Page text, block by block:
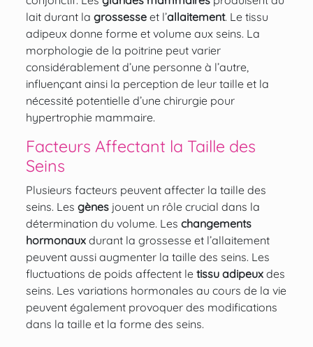
lait durant la grossesseet l’allaitement. Le tissu
adipeux donne forme et volume aux seins. La
morphologie de la poitrine peut varier
considérablement d’une personne à l’autre,
influençant ainsi la perception de leur taille et la
nécessité potentielle d’une chirurgie pour
hypertrophie mammaire.
Facteurs Affectant la Taille des
Seins
Plusieurs facteurs peuvent affecter la taille des
seins. Les gènesjouent un rôle crucial dans la
détermination du volume. Les changements
hormonauxdurant la grossesse et l’allaitement
peuvent aussi augmenter la taille des seins. Les
fluctuations de poids affectent le tissu adipeuxdes
seins. Les variations hormonales au cours de la vie
peuvent également provoquer des modifications
dans la taille et la forme des seins.